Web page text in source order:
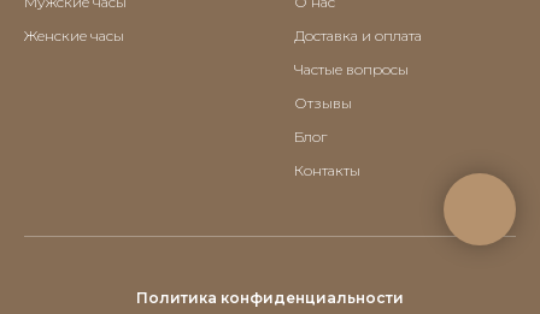
Женские часы
Доставка и оплата
Частые вопросы
Отзывы
Блог
Контакты
Политика конфиденциальности